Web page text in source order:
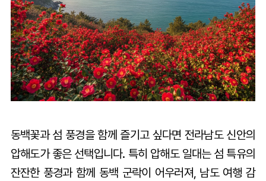
동백꽃과 섬 풍경을 함께 즐기고 싶다면 전라남도 신안의
압해도가 좋은 선택입니다. 특히 압해도 일대는 섬 특유의
잔잔한 풍경과 함께 동백 군락이 어우러져, 남도 여행 감